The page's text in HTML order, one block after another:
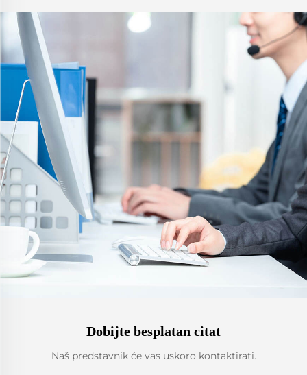
Dobijte besplatan citat
Naš predstavnik će vas uskoro kontaktirati.